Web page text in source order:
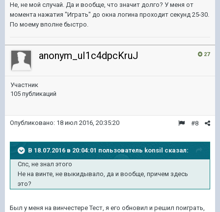
Не, не мой случай. Да и вообще, что значит долго? У меня от
момента нажатия "Играть" до окна логина проходит секунд 25-30.
По моему вполне быстро.
27
anonym_uI1c4dpcKruJ
Участник
105 публикаций
#8
Опубликовано: 18 июл 2016, 20:35:20
В 18.07.2016 в 20:04:01 пользователь konsil сказал:
Спс, не знал этого
Не на винте, не выкидывало, да и вообще, причем здесь
это?
Был у меня на винчестере Тест, я его обновил и решил поиграть,